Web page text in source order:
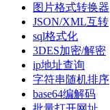
图片格式转换器
JSON/XML互转
sql格式化
3DES加密/解密
ip地址查询
字符串随机排序
base64编解码